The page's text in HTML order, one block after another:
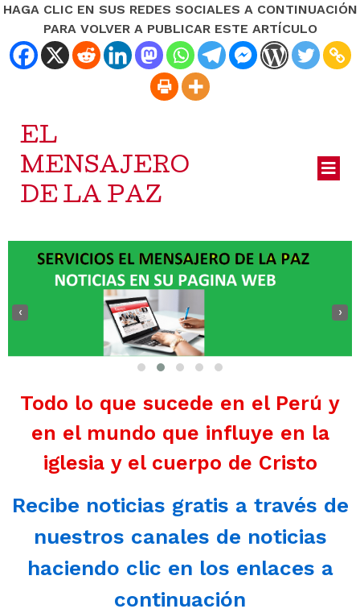
HAGA CLIC EN SUS REDES SOCIALES A CONTINUACIÓN
PARA VOLVER A PUBLICAR ESTE ARTÍCULO
EL
MENSAJERO
DE LA PAZ
‹ ›
Todo lo que sucede en el Perú y
en el mundo que influye en la
iglesia y el cuerpo de Cristo
Recibe noticias gratis a través de
nuestros canales de noticias
haciendo clic en los enlaces a
continuación